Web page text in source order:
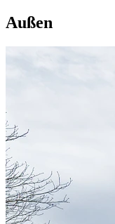
Außen